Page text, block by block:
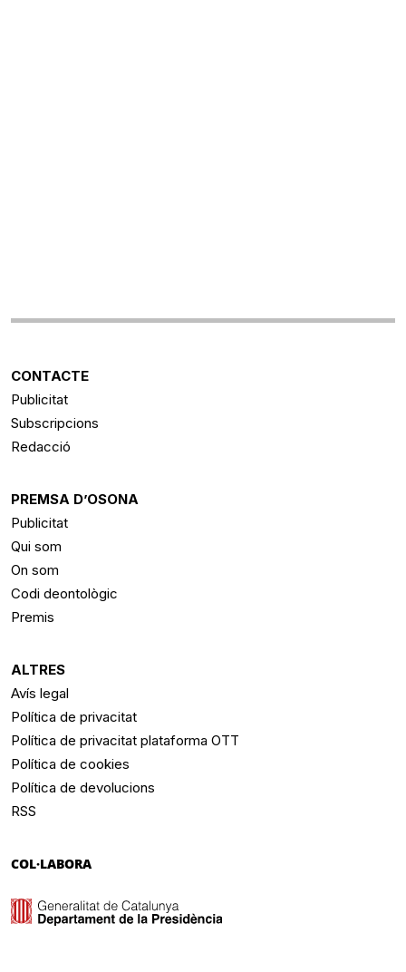
CONTACTE
Publicitat
Subscripcions
Redacció
PREMSA D’OSONA
Publicitat
Qui som
On som
Codi deontològic
Premis
ALTRES
Avís legal
Política de privacitat
Política de privacitat plataforma OTT
Política de cookies
Política de devolucions
RSS
COL·LABORA